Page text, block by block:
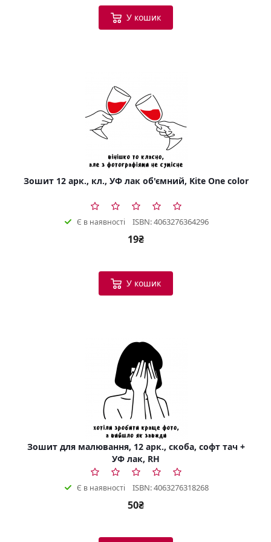
У кошик
Зошит 12 арк., кл., УФ лак об'ємний, Kite One color
Є в наявності ISBN: 4063276364296
19₴
У кошик
Зошит для малювання, 12 арк., скоба, софт тач +
УФ лак, RH
Є в наявності ISBN: 4063276318268
50₴